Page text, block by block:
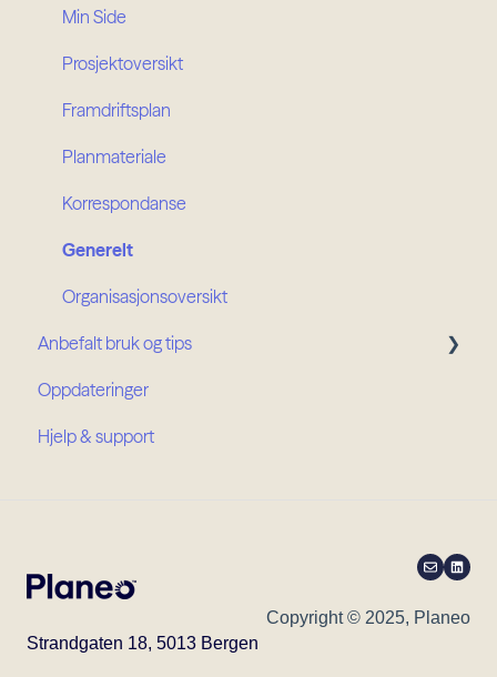
Min Side
Prosjektoversikt
Framdriftsplan
Planmateriale
Korrespondanse
Generelt
Organisasjonsoversikt
Anbefalt bruk og tips
Prosjektroller
Organisasjonsroller
Oppdateringer
Hjelp & support
Strandgaten 18, 5013 Bergen
Copyright © 2025, Planeo